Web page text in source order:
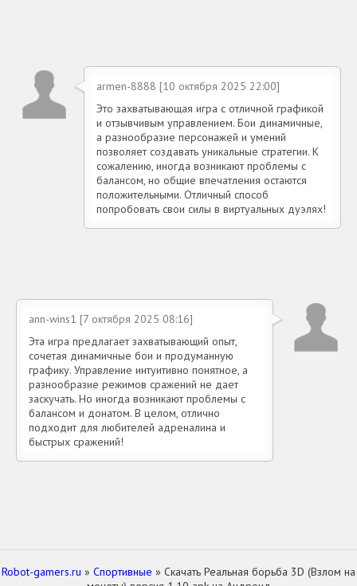
armen-8888 [10 октября 2025 22:00]
Это захватывающая игра с отличной графикой
и отзывчивым управлением. Бои динамичные,
а разнообразие персонажей и умений
позволяет создавать уникальные стратегии. К
сожалению, иногда возникают проблемы с
балансом, но общие впечатления остаются
положительными. Отличный способ
попробовать свои силы в виртуальных дуэлях!
ann-wins1 [7 октября 2025 08:16]
Эта игра предлагает захватывающий опыт,
сочетая динамичные бои и продуманную
графику. Управление интуитивно понятное, а
разнообразие режимов сражений не дает
заскучать. Но иногда возникают проблемы с
балансом и донатом. В целом, отлично
подходит для любителей адреналина и
быстрых сражений!
Robot-gamers.ru » Спортивные » Скачать Реальная борьба 3D (Взлом на